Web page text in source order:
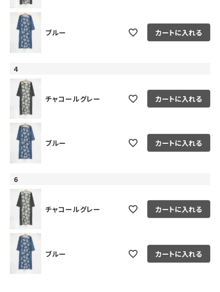
ブルー カートに入れる
4
チャコールグレー カートに入れる
ブルー カートに入れる
6
チャコールグレー カートに入れる
ブルー カートに入れる